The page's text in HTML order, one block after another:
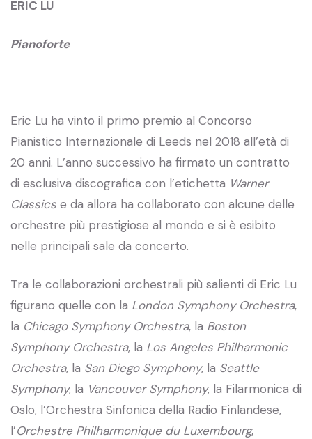
ERIC LU
Pianoforte
Eric Lu ha vinto il primo premio al Concorso
Pianistico Internazionale di Leeds nel 2018 all’età di
20 anni. L’anno successivo ha firmato un contratto
di esclusiva discografica con l’etichetta Warner
Classics e da allora ha collaborato con alcune delle
orchestre più prestigiose al mondo e si è esibito
nelle principali sale da concerto.
Tra le collaborazioni orchestrali più salienti di Eric Lu
figurano quelle con la London Symphony Orchestra,
la Chicago Symphony Orchestra, la Boston
Symphony Orchestra, la Los Angeles Philharmonic
Orchestra, la San Diego Symphony, la Seattle
Symphony, la Vancouver Symphony, la Filarmonica di
Oslo, l’Orchestra Sinfonica della Radio Finlandese,
l’Orchestre Philharmonique du Luxembourg,